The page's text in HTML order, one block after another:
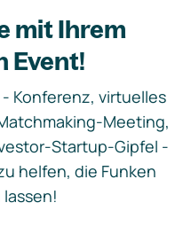
mit Ihrem
Event!
Konferenz, virtuelles
Meeting,
Startup-Gipfel -
helfen, die Funken